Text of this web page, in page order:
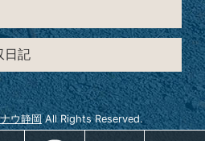
日記
ウ静岡All Rights Reserved.